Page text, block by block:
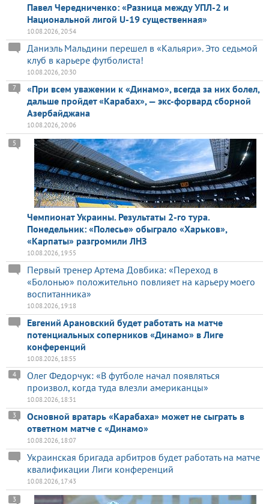
Павел Чередниченко: «Разница между УПЛ-2 и
Национальной лигой U-19 существенная»
10.08.2026, 20:54
Даниэль Мальдини перешел в «Кальяри». Это седьмой
клуб в карьере футболиста!
10.08.2026, 20:30
«При всем уважении к «Динамо», всегда за них болел,
дальше пройдет «Карабах», — экс-форвард сборной
Азербайджана
7
10.08.2026, 20:06
Чемпионат Украины. Результаты 2-го тура.
Понедельник: «Полесье» обыграло «Харьков»,
«Карпаты» разгромили ЛНЗ
5
10.08.2026, 19:55
Первый тренер Артема Довбика: «Переход в
«Болонью» положительно повлияет на карьеру моего
воспитанника»
10.08.2026, 19:18
Евгений Арановский будет работать на матче
потенциальных соперников «Динамо» в Лиге
конференций
10.08.2026, 18:55
Олег Федорчук: «В футболе начал появляться
произвол, когда туда влезли американцы»
4
10.08.2026, 18:31
Основной вратарь «Карабаха» может не сыграть в
ответном матче с «Динамо»
3
10.08.2026, 18:07
Украинская бригада арбитров будет работать на матче
квалификации Лиги конференций
10.08.2026, 17:43
3